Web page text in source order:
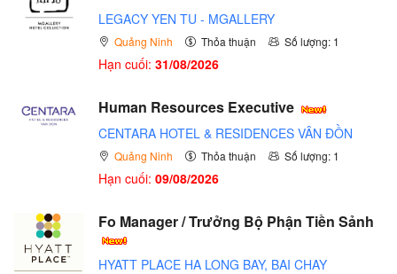
LEGACY YEN TU - MGALLERY
Quảng Ninh Thỏa thuận Số lượng: 1
Hạn cuối: 31/08/2026
Human Resources Executive
CENTARA HOTEL & RESIDENCES VÂN ĐỒN
Quảng Ninh Thỏa thuận Số lượng: 1
Hạn cuối: 09/08/2026
Fo Manager / Trưởng Bộ Phận Tiền Sảnh
HYATT PLACE HA LONG BAY, BAI CHAY